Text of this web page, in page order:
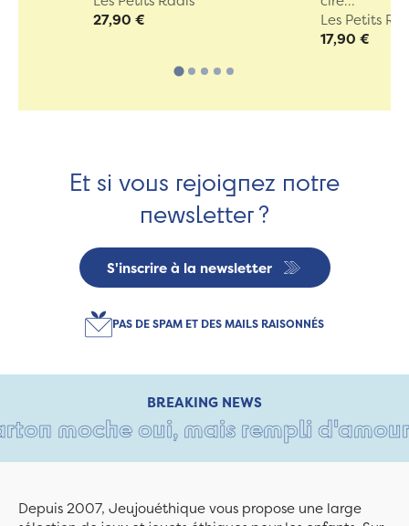
27,90 €
Les Petits
17,90 €
Et si vous rejoignez notre
newsletter ?
S'inscrire à la newsletter
PAS DE SPAM ET DES MAILS RAISONNÉS
BREAKING NEWS
moche oui, mais rempli d'amour •
Depuis 2007, Jeujouéthique vous propose une large